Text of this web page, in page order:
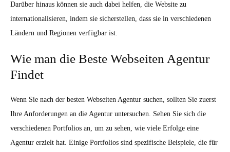
Darüber hinaus können sie auch dabei helfen, die Website zu
internationalisieren, indem sie sicherstellen, dass sie in verschiedenen
Ländern und Regionen verfügbar ist.
Wie man die Beste Webseiten Agentur
Findet
Wenn Sie nach der besten Webseiten Agentur suchen, sollten Sie zuerst
Ihre Anforderungen an die Agentur untersuchen. Sehen Sie sich die
verschiedenen Portfolios an, um zu sehen, wie viele Erfolge eine
Agentur erzielt hat. Einige Portfolios sind spezifische Beispiele, die für